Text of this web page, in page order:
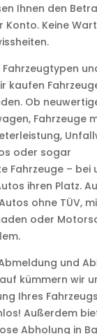
Ihnen den
Konto. Keine
kaufen
Ob
Fahrzeuge
oder sogar
Fahrzeuge – bei
ihren Platz.
ohne TÜV,
oder
und
kümmern wir
Ihres
Außerdem
Abholung in